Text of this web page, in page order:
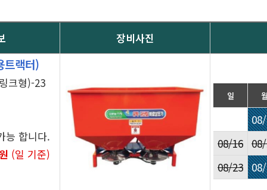
장비사진
트랙터)
크형)-23
능 합니다.
(일 기준)
일 월
08/16
08/23